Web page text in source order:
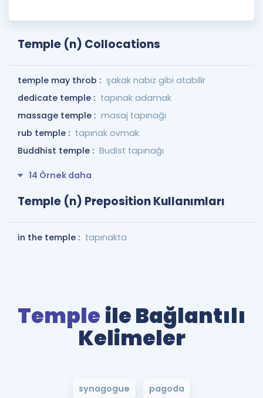
Temple (n) Collocations
temple may throb : şakak nabız gibi atabilir
dedicate temple : tapınak adamak
massage temple : masaj tapınağı
rub temple : tapınak ovmak
Buddhist temple : Budist tapınağı
14 Örnek daha
Temple (n) Preposition Kullanımları
in the temple : tapınakta
Temple ile Bağlantılı
Kelimeler
synagogue pagoda